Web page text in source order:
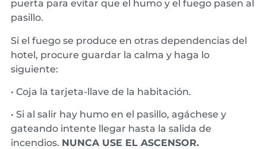
puerta para evitar que el humo y el fuego pasen al
pasillo.
Si el fuego se produce en otras dependencias del
hotel, procure guardar la calma y haga lo
siguiente:
• Coja la tarjeta-llave de la habitación.
• Si al salir hay humo en el pasillo, agáchese y
gateando intente llegar hasta la salida de
incendios. NUNCA USE EL ASCENSOR.